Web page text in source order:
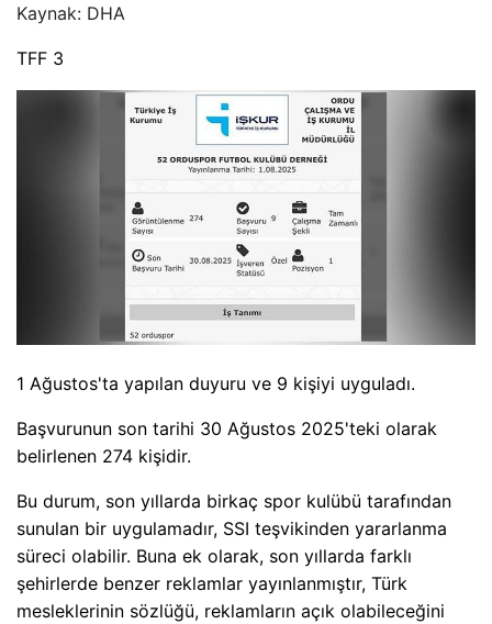
Kaynak: DHA
TFF 3
1 Ağustos'ta yapılan duyuru ve 9 kişiyi uyguladı.
Başvurunun son tarihi 30 Ağustos 2025'teki olarak
belirlenen 274 kişidir.
Bu durum, son yıllarda birkaç spor kulübü tarafından
sunulan bir uygulamadır, SSI teşvikinden yararlanma
süreci olabilir. Buna ek olarak, son yıllarda farklı
şehirlerde benzer reklamlar yayınlanmıştır, Türk
mesleklerinin sözlüğü, reklamların açık olabileceğini